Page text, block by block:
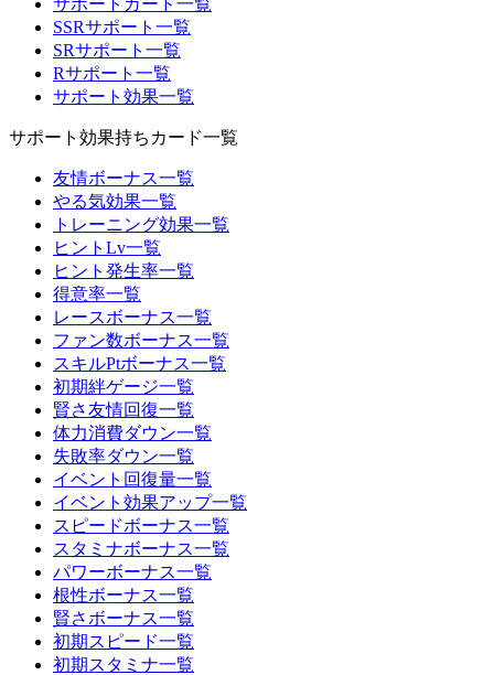
サポートカード一覧
SSRサポート一覧
SRサポート一覧
Rサポート一覧
サポート効果一覧
サポート効果持ちカード一覧
友情ボーナス一覧
やる気効果一覧
トレーニング効果一覧
ヒントLv一覧
ヒント発生率一覧
得意率一覧
レースボーナス一覧
ファン数ボーナス一覧
スキルPtボーナス一覧
初期絆ゲージ一覧
賢さ友情回復一覧
体力消費ダウン一覧
失敗率ダウン一覧
イベント回復量一覧
イベント効果アップ一覧
スピードボーナス一覧
スタミナボーナス一覧
パワーボーナス一覧
根性ボーナス一覧
賢さボーナス一覧
初期スピード一覧
初期スタミナ一覧